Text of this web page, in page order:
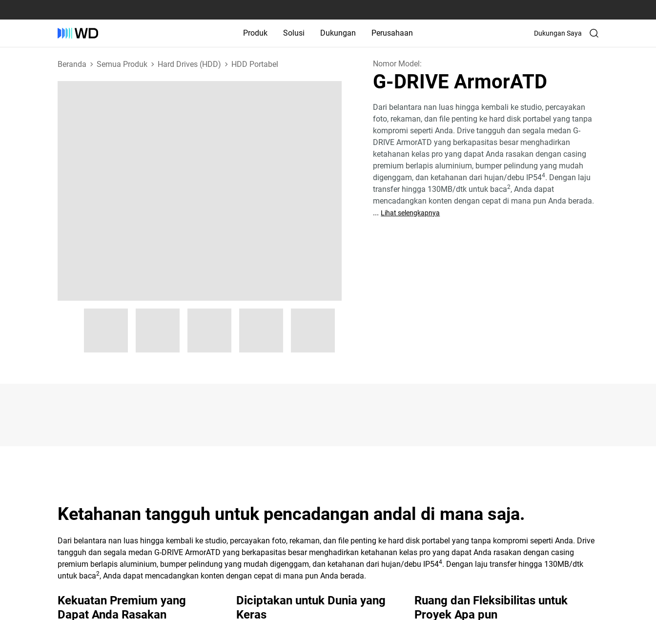
Produk Solusi Dukungan Perusahaan Dukungan Saya
Beranda Semua Produk Hard Drives (HDD) HDD Portabel Nomor Model:
G-DRIVE ArmorATD
Dari belantara nan luas hingga kembali ke studio, percayakan
foto, rekaman, dan file penting ke hard disk portabel yang tanpa
kompromi seperti Anda. Drive tangguh dan segala medan G-
DRIVE ArmorATD yang berkapasitas besar menghadirkan
ketahanan kelas pro yang dapat Anda rasakan dengan casing
premium berlapis aluminium, bumper pelindung yang mudah
digenggam, dan ketahanan dari hujan/debu IP544. Dengan laju
transfer hingga 130MB/dtk untuk baca2, Anda dapat
mencadangkan konten dengan cepat di mana pun Anda berada.
... Lihat selengkapnya
Ketahanan tangguh untuk pencadangan andal di mana saja.
Dari belantara nan luas hingga kembali ke studio, percayakan foto, rekaman, dan file penting ke hard disk portabel yang tanpa kompromi seperti Anda. Drive
tangguh dan segala medan G-DRIVE ArmorATD yang berkapasitas besar menghadirkan ketahanan kelas pro yang dapat Anda rasakan dengan casing
premium berlapis aluminium, bumper pelindung yang mudah digenggam, dan ketahanan dari hujan/debu IP544. Dengan laju transfer hingga 130MB/dtk
untuk baca2, Anda dapat mencadangkan konten dengan cepat di mana pun Anda berada.
Kekuatan Premium yang
Dapat Anda Rasakan
Diciptakan untuk Dunia yang
Keras
Ruang dan Fleksibilitas untuk
Proyek Apa pun